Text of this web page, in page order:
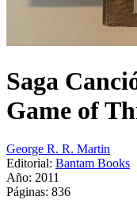
Saga
Game of
George R. R. Martin
Editorial: Bantam Books
Año: 2011
Páginas: 836